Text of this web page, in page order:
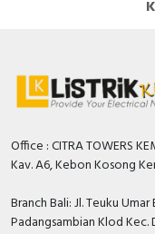
Mennekes, Epcos,
Bradley, Sunfree,
Alpha, Selis,
B&D Transformer,
karena semua
asli, bergaransi
dan informasi lebih
atau marketing
Office : CITRA TOWERS
Kav. A6, Kebon Kosong
Branch Bali: Jl. Teuku
Padangsambian Klod